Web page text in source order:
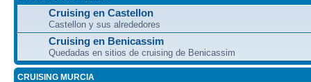
Cruising en Castellon
Castellon y sus alrededores
Cruising en Benicassim
Quedadas en sitios de cruising de Benicassim
CRUISING MURCIA